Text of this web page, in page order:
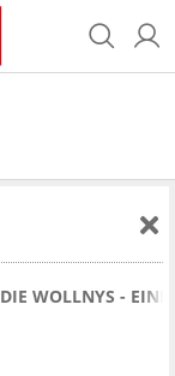
DIE WOLLNYS - EINE